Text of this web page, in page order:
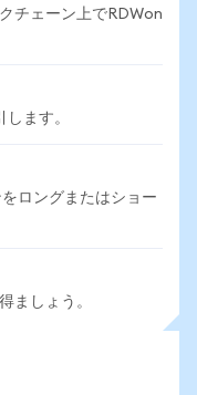
チェーン上でRDWon
ます。
ロングまたはショー
ましょう。